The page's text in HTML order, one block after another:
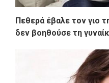
Πεθερά έβαλε τον γιο
δεν βοηθούσε τη